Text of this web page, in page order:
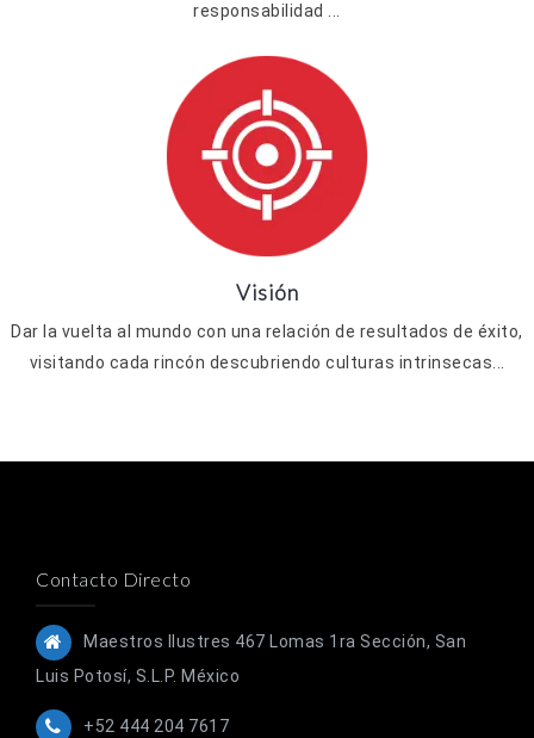
responsabilidad ...
Visión
Dar la vuelta al mundo con una relación de resultados de éxito,
visitando cada rincón descubriendo culturas intrinsecas...
Contacto Directo
Maestros Ilustres 467 Lomas 1ra Sección, San
Luis Potosí, S.L.P. México
+52 444 204 7617